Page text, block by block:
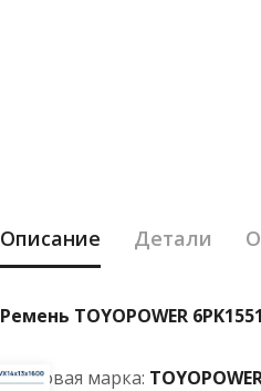
Описание Детали
Ремень TOYOPOWER 6PK1551
Торговая марка: